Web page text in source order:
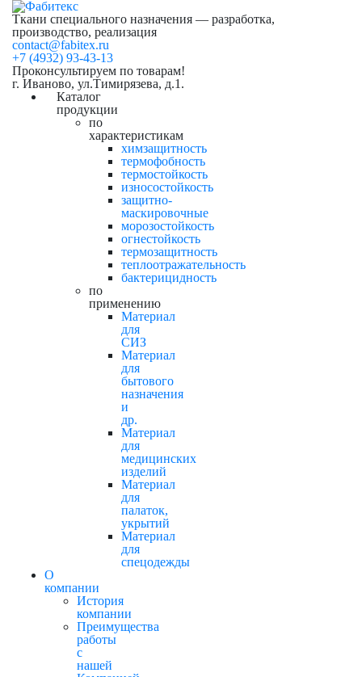
Ткани специального назначения — разработка,
производство, реализация
contact@fabitex.ru
+7 (4932) 93-43-13
Проконсультируем по товарам!
г. Иваново, ул.Тимирязева, д.1.
Каталог
продукции
по
характеристикам
химзащитность
термофобность
термостойкость
износостойкость
защитно-
маскировочные
морозостойкость
огнестойкость
термозащитность
теплоотражательность
бактерицидность
по
применению
Материал
для
СИЗ
Материал
для
бытового
назначения
и
др.
Материал
для
медицинских
изделий
Материал
для
палаток,
укрытий
Материал
для
спецодежды
О
компании
История
компании
Преимущества
работы
с
нашей